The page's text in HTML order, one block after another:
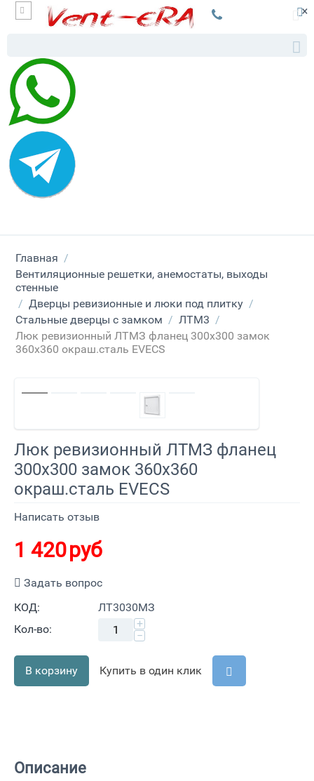
Главная /
Вентиляционные решетки, анемостаты, выходы
стенные
/ Дверцы ревизионные и люки под плитку /
Стальные дверцы с замком / ЛТМ3 /
Люк ревизионный ЛТМЗ фланец 300х300 замок
360х360 окраш.сталь EVECS
Люк ревизионный ЛТМЗ фланец
300х300 замок 360х360
окраш.сталь EVECS
Написать отзыв
1 420руб
Задать вопрос
КОД:
ЛТ3030МЗ
Кол-во:
+
−
В корзину Купить в один клик
Описание
×